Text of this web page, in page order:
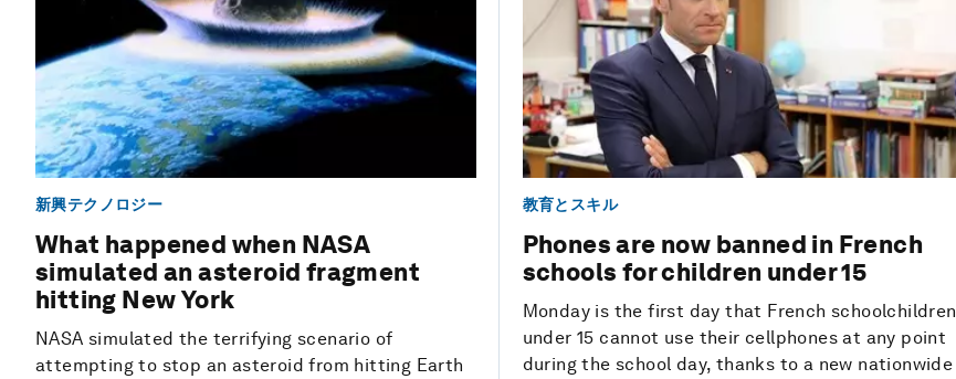
新興テクノロジー
What happened when NASA
simulated an asteroid fragment
hitting New York
NASA simulated the terrifying scenario of
attempting to stop an asteroid from hitting Earth
教育とスキル
Phones are now banned in French
schools for children under 15
Monday is the first day that French schoolchildren
under 15 cannot use their cellphones at any point
during the school day, thanks to a new nationwide